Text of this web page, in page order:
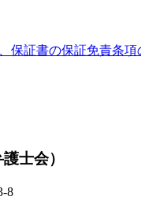
保証書の保証免責条項
士会）
8